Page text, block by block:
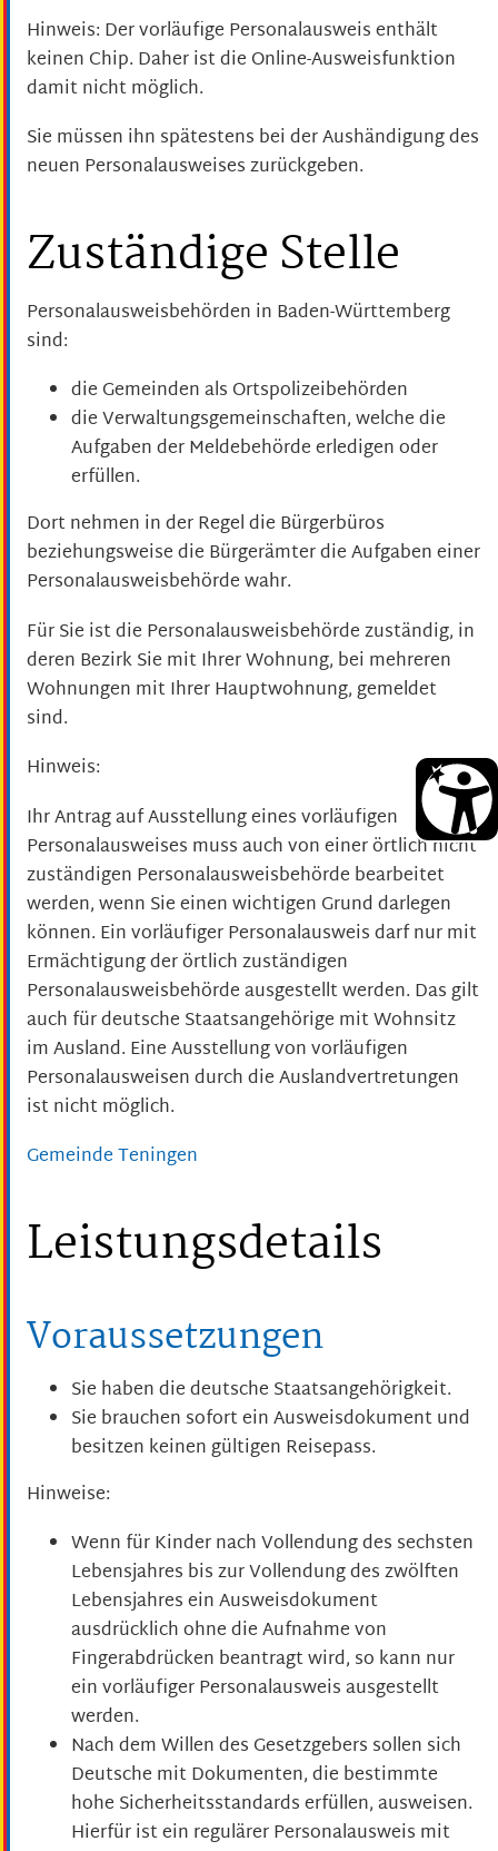
Hinweis: Der vorläufige Personalausweis enthält
keinen Chip. Daher ist die Online-Ausweisfunktion
damit nicht möglich.
Sie müssen ihn spätestens bei der Aushändigung des
neuen Personalausweises zurückgeben.
Zuständige Stelle
Personalausweisbehörden in Baden-Württemberg
sind:
die Gemeinden als Ortspolizeibehörden
die Verwaltungsgemeinschaften,welche die
Aufgaben der Meldebehörde erledigen oder
erfüllen.
Dort nehmen in der Regel die Bürgerbüros
beziehungsweise die Bürgerämter die Aufgaben einer
Personalausweisbehörde wahr.
Für Sie ist die Personalausweisbehörde zuständig, in
deren Bezirk Sie mit Ihrer Wohnung, bei mehreren
Wohnungen mit Ihrer Hauptwohnung, gemeldet
sind.
Hinweis:
Ihr Antrag auf Ausstellung eines vorläufigen
Personalausweises muss auch von einer örtlich nicht
zuständigen Personalausweisbehörde bearbeitet
werden, wenn Sie einen wichtigen Grund darlegen
können. Ein vorläufiger Personalausweis darf nur mit
Ermächtigung der örtlich zuständigen
Personalausweisbehörde ausgestellt werden. Das gilt
auch für deutsche Staatsangehörige mit Wohnsitz
im Ausland. Eine Ausstellung von vorläufigen
Personalausweisen durch die Auslandvertretungen
ist nicht möglich.
Gemeinde Teningen
Leistungsdetails
Voraussetzungen
Sie haben die deutsche Staatsangehörigkeit.
Sie brauchen sofort ein Ausweisdokument und
besitzen keinen gültigen Reisepass.
Hinweise:
Wenn für Kinder nach Vollendung des sechsten
Lebensjahres bis zur Vollendung des zwölften
Lebensjahres ein Ausweisdokument
ausdrücklich ohne die Aufnahme von
Fingerabdrücken beantragt wird, so kann nur
ein vorläufiger Personalausweis ausgestellt
werden.
Nach dem Willen des Gesetzgebers sollen sich
Deutsche mit Dokumenten, die bestimmte
hohe Sicherheitsstandards erfüllen, ausweisen.
Hierfür ist ein regulärer Personalausweis mit